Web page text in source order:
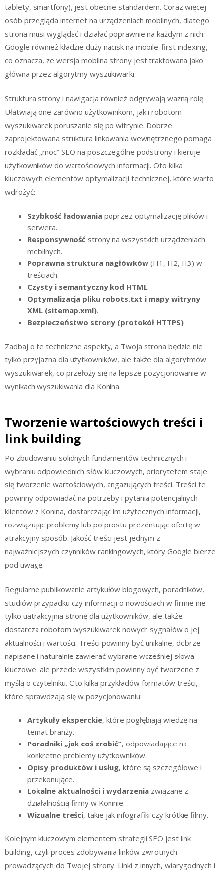
tablety, smartfony), jest obecnie standardem. Coraz więcej
osób przegląda internet na urządzeniach mobilnych, dlatego
strona musi wyglądać i działać poprawnie na każdym z nich.
Google również kładzie duży nacisk na mobile-first indexing,
co oznacza, że wersja mobilna strony jest traktowana jako
główna przez algorytmy wyszukiwarki.
Struktura strony i nawigacja również odgrywają ważną rolę.
Ułatwiają one zarówno użytkownikom, jak i robotom
wyszukiwarek poruszanie się po witrynie. Dobrze
zaprojektowana struktura linkowania wewnętrznego pomaga
rozkładać „moc” SEO na poszczególne podstrony i kieruje
użytkowników do wartościowych informacji. Oto kilka
kluczowych elementów optymalizacji technicznej, które warto
wdrożyć:
Szybkość ładowania poprzez optymalizację plików i
serwera.
Responsywność strony na wszystkich urządzeniach
mobilnych.
Poprawna struktura nagłówków (H1, H2, H3) w
treściach.
Czysty i semantyczny kod HTML.
Optymalizacja pliku robots.txt i mapy witryny
XML (sitemap.xml).
Bezpieczeństwo strony (protokół HTTPS).
Zadbaj o te techniczne aspekty, a Twoja strona będzie nie
tylko przyjazna dla użytkowników, ale także dla algorytmów
wyszukiwarek, co przełoży się na lepsze pozycjonowanie w
wynikach wyszukiwania dla Konina.
Tworzenie wartościowych treści i
link building
Po zbudowaniu solidnych fundamentów technicznych i
wybraniu odpowiednich słów kluczowych, priorytetem staje
się tworzenie wartościowych, angażujących treści. Treści te
powinny odpowiadać na potrzeby i pytania potencjalnych
klientów z Konina, dostarczając im użytecznych informacji,
rozwiązując problemy lub po prostu prezentując ofertę w
atrakcyjny sposób. Jakość treści jest jednym z
najważniejszych czynników rankingowych, który Google bierze
pod uwagę.
Regularne publikowanie artykułów blogowych, poradników,
studiów przypadku czy informacji o nowościach w firmie nie
tylko uatrakcyjnia stronę dla użytkowników, ale także
dostarcza robotom wyszukiwarek nowych sygnałów o jej
aktualności i wartości. Treści powinny być unikalne, dobrze
napisane i naturalnie zawierać wybrane wcześniej słowa
kluczowe, ale przede wszystkim powinny być tworzone z
myślą o czytelniku. Oto kilka przykładów formatów treści,
które sprawdzają się w pozycjonowaniu:
Artykuły eksperckie, które pogłębiają wiedzę na
temat branży.
Poradniki „jak coś zrobić”, odpowiadające na
konkretne problemy użytkowników.
Opisy produktów i usług, które są szczegółowe i
przekonujące.
Lokalne aktualności i wydarzenia związane z
działalnością firmy w Koninie.
Wizualne treści, takie jak infografiki czy krótkie filmy.
Kolejnym kluczowym elementem strategii SEO jest link
building, czyli proces zdobywania linków zwrotnych
prowadzących do Twojej strony. Linki z innych, wiarygodnych i